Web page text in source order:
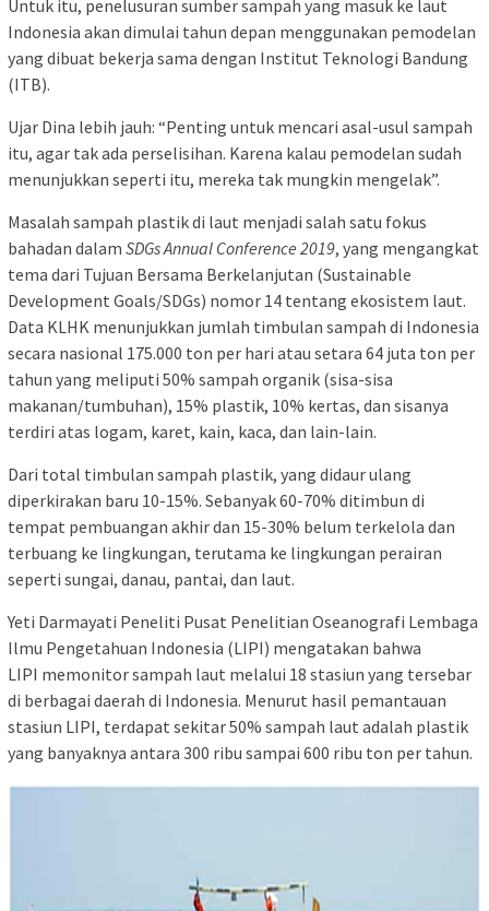
Untuk itu, penelusuran sumber sampah yang masuk ke laut
Indonesia akan dimulai tahun depan menggunakan pemodelan
yang dibuat bekerja sama dengan Institut Teknologi Bandung
(ITB).
Ujar Dina lebih jauh: “Penting untuk mencari asal-usul sampah
itu, agar tak ada perselisihan. Karena kalau pemodelan sudah
menunjukkan seperti itu, mereka tak mungkin mengelak”.
Masalah sampah plastik di laut menjadi salah satu fokus
bahadan dalam SDGs Annual Conference 2019, yang mengangkat
tema dari Tujuan Bersama Berkelanjutan (Sustainable
Development Goals/SDGs) nomor 14 tentang ekosistem laut.
Data KLHK menunjukkan jumlah timbulan sampah di Indonesia
secara nasional 175.000 ton per hari atau setara 64 juta ton per
tahun yang meliputi 50% sampah organik (sisa-sisa
makanan/tumbuhan), 15% plastik, 10% kertas, dan sisanya
terdiri atas logam, karet, kain, kaca, dan lain-lain.
Dari total timbulan sampah plastik, yang didaur ulang
diperkirakan baru 10-15%. Sebanyak 60-70% ditimbun di
tempat pembuangan akhir dan 15-30% belum terkelola dan
terbuang ke lingkungan, terutama ke lingkungan perairan
seperti sungai, danau, pantai, dan laut.
Yeti Darmayati Peneliti Pusat Penelitian Oseanografi Lembaga
Ilmu Pengetahuan Indonesia (LIPI) mengatakan bahwa
LIPI memonitor sampah laut melalui 18 stasiun yang tersebar
di berbagai daerah di Indonesia. Menurut hasil pemantauan
stasiun LIPI, terdapat sekitar 50% sampah laut adalah plastik
yang banyaknya antara 300 ribu sampai 600 ribu ton per tahun.